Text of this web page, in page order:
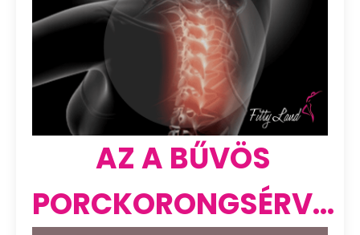
AZ A BŰVÖS
PORCKORONGSÉRV...